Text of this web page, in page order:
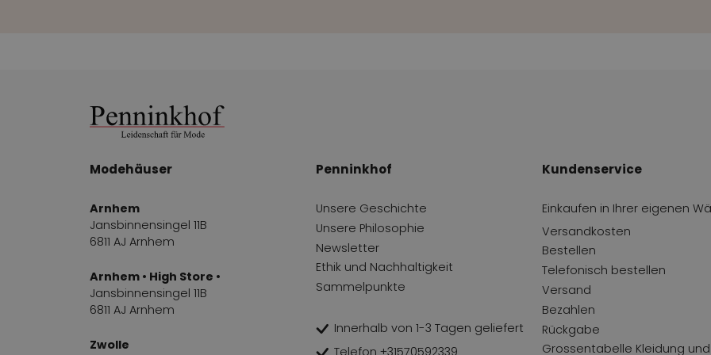
Modehäuser
Arnhem
Jansbinnensingel 11B
6811 AJ Arnhem
Arnhem • High Store •
Jansbinnensingel 11B
6811 AJ Arnhem
Zwolle
Penninkhof
Unsere Geschichte
Unsere Philosophie
Newsletter
Ethik und Nachhaltigkeit
Sammelpunkte
Innerhalb von 1-3 Tagen geliefert
Kundenservice
Einkaufen in Ihrer eigenen
Versandkosten
Bestellen
Telefonisch bestellen
Versand
Bezahlen
Rückgabe
Grossentabelle Kleidung und